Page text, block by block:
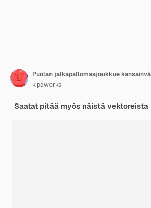
Puolan jalkapallomaajoukkue
kipaworks
Saatat pitää myös näistä vektoreista